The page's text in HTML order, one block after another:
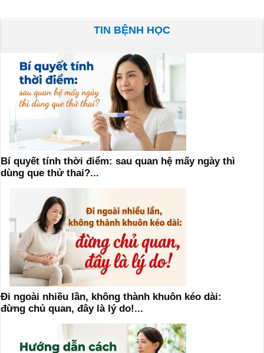
TIN BỆNH HỌC
Bí quyết tính thời điểm: sau quan hệ mấy ngày thì
dùng que thử thai?...
Đi ngoài nhiều lần, không thành khuôn kéo dài:
đừng chủ quan, đây là lý do!...